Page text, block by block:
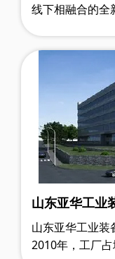
线下相融合的全
家行业优质供
一系列深度资
应商储备和采
应商一键预约
助力各方实现
山东亚华工业
国际泵阀展，
山东亚华工业装
2010年，工厂